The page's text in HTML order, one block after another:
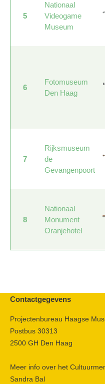
5
Nationaal
Videogame
Museum
6
Fotomuseum
Den Haag
7
Rijksmuseum
de
Gevangenpoort
8
Nationaal
Monument
Oranjehotel
Contactgegevens
Projectenbureau Haagse
Postbus 30313
2500 GH Den Haag
Meer info over het
Sandra Bal